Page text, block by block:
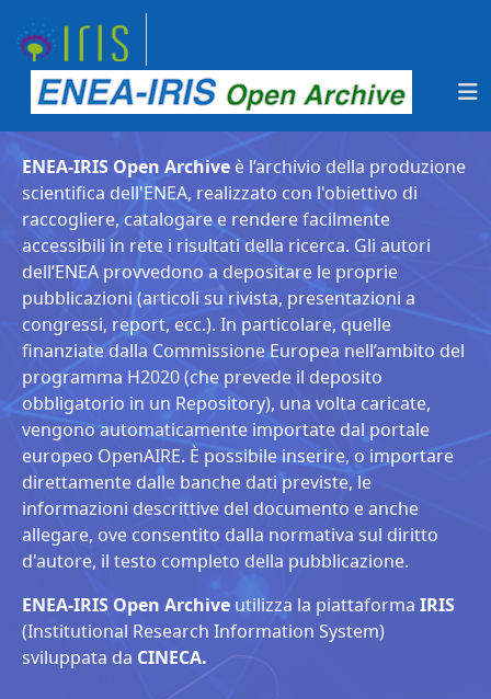
ENEA-IRIS Open Archive è l’archivio della produzione
scientifica dell'ENEA, realizzato con l'obiettivo di
raccogliere, catalogare e rendere facilmente
accessibili in rete i risultati della ricerca. Gli autori
dell’ENEA provvedono a depositare le proprie
pubblicazioni (articoli su rivista, presentazioni a
congressi, report, ecc.). In particolare, quelle
finanziate dalla Commissione Europea nell’ambito del
programma H2020 (che prevede il deposito
obbligatorio in un Repository), una volta caricate,
vengono automaticamente importate dal portale
europeo OpenAIRE. È possibile inserire, o importare
direttamente dalle banche dati previste, le
informazioni descrittive del documento e anche
allegare, ove consentito dalla normativa sul diritto
d'autore, il testo completo della pubblicazione.
ENEA-IRIS Open Archive utilizza la piattaforma IRIS
(Institutional Research Information System)
sviluppata da CINECA.